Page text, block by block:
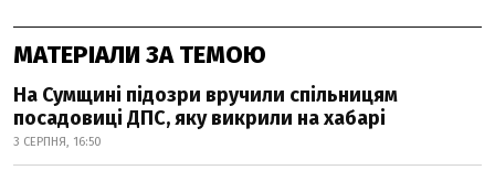
МАТЕРІАЛИ ЗА ТЕМОЮ
На Сумщині підозри вручили спільницям
посадовиці ДПС, яку викрили на хабарі
3 СЕРПНЯ, 16:50